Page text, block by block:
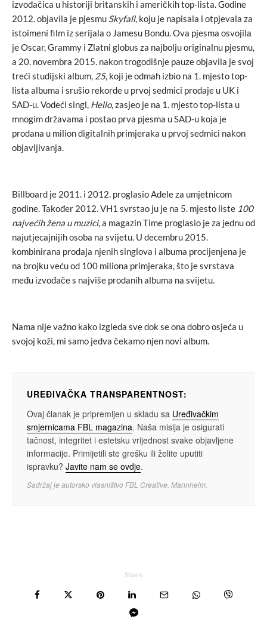
izvođačica u historiji britanskih i američkih top-lista. Godine
2012. objavila je pjesmu Skyfall, koju je napisala i otpjevala za
istoimeni film iz serijala o Jamesu Bondu. Ova pjesma osvojila
je Oscar, Grammy i Zlatni globus za najbolju originalnu pjesmu,
a 20. novembra 2015. nakon trogodišnje pauze objavila je svoj
treći studijski album, 25, koji je odmah izbio na 1. mjesto top-
lista albuma i srušio rekorde u prvoj sedmici prodaje u UK i
SAD-u. Vodeći singl, Hello, zasjeo je na 1. mjesto top-lista u
mnogim državama i postao prva pjesma u SAD-u koja je
prodana u milion digitalnih primjeraka u prvoj sedmici nakon
objavljivanja.
Billboard je 2011. i 2012. proglasio Adele za umjetnicom
godine. Također 2012. VH1 svrstao ju je na 5. mjesto liste 100
najvećih žena u muzici, a magazin Time proglasio je za jednu od
najutjecajnijih osoba na svijetu. U decembru 2015.
kombinirana prodaja njenih singlova i albuma procijenjena je
na brojku veću od 100 miliona primjeraka, što je svrstava
među izvođače s najviše prodanih albuma na svijetu.
Nama nije važno kako izgleda sve dok se ona dobro osjeća u
svojoj koži, mi samo jedva čekamo njen novi album.
UREĐIVAČKA TRANSPARENTNOST:
Ovaj članak je pripremljen u skladu sa Uređivačkim
smjernicama FBL magazina. Naša misija je osigurati
tačnost, integritet i estetsku vrijednost svake objavljene
informacije. Primijetili ste grešku ili želite uputiti
ispravku? Javite nam se ovdje.
Sadržaj je autorsko vlasništvo FBL Creative, Mannheim.
Share